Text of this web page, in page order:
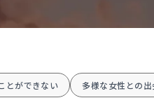
とができない 多様な女性との